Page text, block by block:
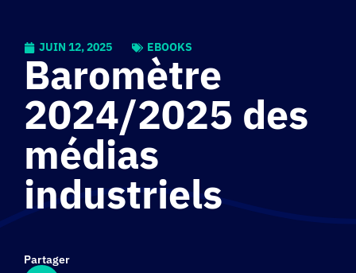
JUIN 12, 2025 EBOOKS
Baromètre
2024/2025 des
médias
industriels
Partager